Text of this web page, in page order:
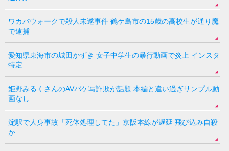
ワカバウォークで殺人未遂事件 鶴ケ島市の15歳の高校生が通り魔
で逮捕
愛知県東海市の城田かずき 女子中学生の暴行動画で炎上 インスタ
特定
姫野みるくさんのAVパケ写詐欺が話題 本編と違い過ぎサンプル動
画なし
淀駅で人身事故「死体処理してた」京阪本線が遅延 飛び込み自殺
か